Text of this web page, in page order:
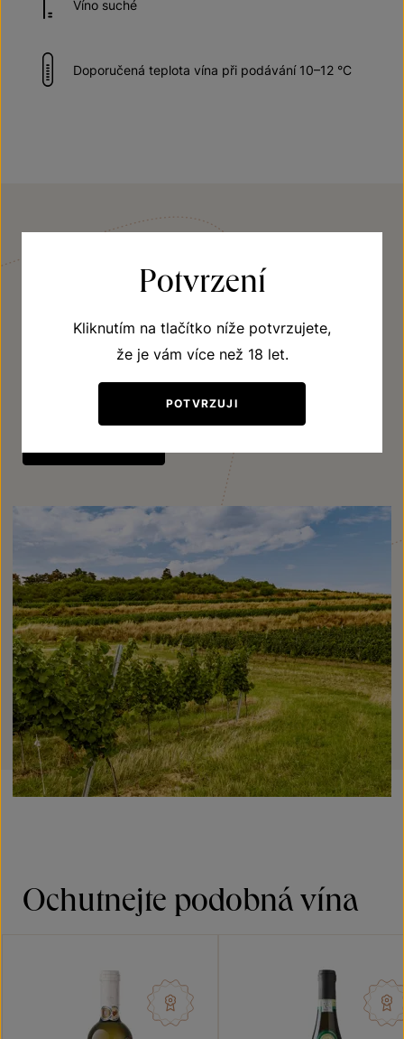
Víno suché
Doporučená teplota vína při podávání 10–12 °C
Weinperky
Zdejší geologické podloží vytváří skvělé podmínky
pro odrůdy jako je Müller Thurgau, Veltlínské zelené,
Rulandské bílé, Frankovka, Modrý Portugal a další.
Ochutnejte podobná vína
Potvrzení
Kliknutím na tlačítko níže potvrzujete,
že je vám více než 18 let.
POTVRZUJI